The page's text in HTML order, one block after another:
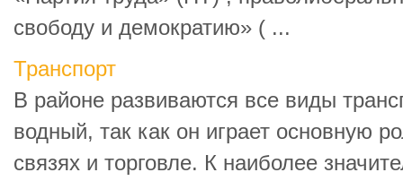
свободу и демократию» ( ...
Транспорт
В районе развиваются все виды
водный, так как он играет основную
связях и торговле. К наиболее